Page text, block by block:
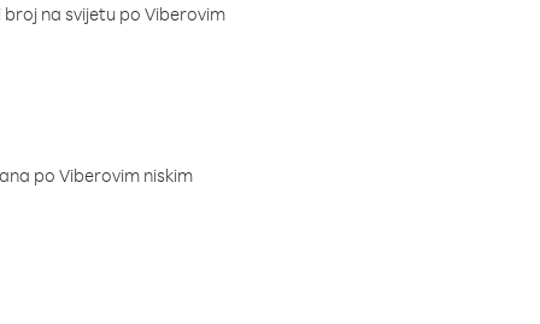
na svijetu po Viberovim
po Viberovim niskim